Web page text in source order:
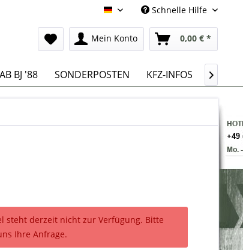
Deutsch Schnelle Hilfe
Mein Konto 0,00 € *
BJ '88 SONDERPOSTEN KFZ-INFOS 
steht derzeit nicht zur Verfügung. Bitte
Ihre Anfrage.